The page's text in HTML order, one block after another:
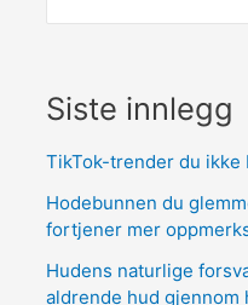
Siste innlegg
TikTok-trender du ikke
Hodebunnen du
fortjener mer
Hudens naturlige
aldrende hud gjennom